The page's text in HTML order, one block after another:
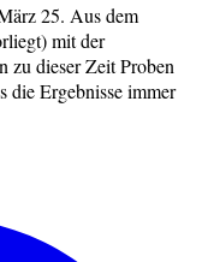
25. Aus dem
mit der
zu dieser Zeit Proben
die Ergebnisse immer